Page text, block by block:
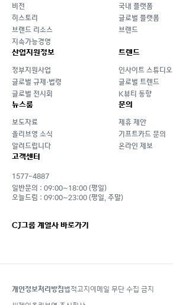
비전
히스토리
브랜드 리소스
지속가능경영
국내 플랫폼
글로벌 플랫폼
브랜드
산업지원정보
정부지원사업
글로벌 규제·법령
글로벌 전시회
트렌드
인사이트 스튜디오
글로벌 트렌드
K뷰티 동향
뉴스룸
보도자료
올리브영 소식
알려드립니다
문의
제휴 제안
기프트카드 문의
온라인 제보
고객센터
1577-4887
일반문의 : 09:00~18:00 (평일)
오늘드림 : 09:00~23:00 (평일, 주말)
CJ그룹 계열사 바로가기
footer
개인정보처리방침법적고지이메일 무단 수집 금지